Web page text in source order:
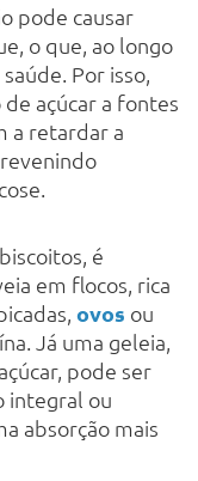
pode causar
o que, ao longo
Por isso,
açúcar a fontes
a retardar a
é
em flocos, rica
ovos ou
Já uma geleia,
pode ser
integral ou
absorção mais